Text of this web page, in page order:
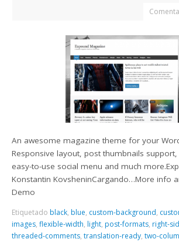
An awesome magazine theme for your
Responsive layout, post thumbnails
easy-to-use social menu and much
Konstantin KovsheninCargando…More info
Demo
Etiquetado black, blue, custom-background,
images,flexible-width, light, post-formats, right-
threaded-comments,translation-ready,two-